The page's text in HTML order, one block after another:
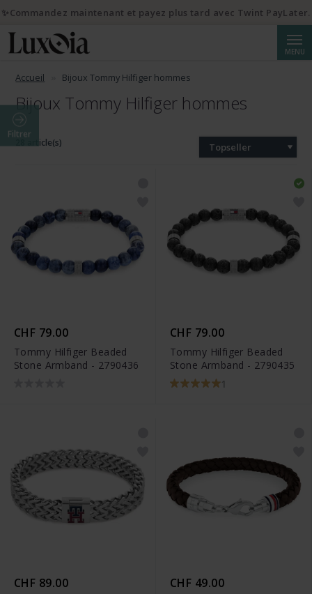
MENU
Accueil Bijoux Tommy Hilfiger hommes
Bijoux Tommy Hilfiger hommes
Filtrer
28 article(s) Topseller
CHF 79.00
Tommy Hilfiger Beaded
Stone Armband - 2790436
CHF 79.00
Tommy Hilfiger Beaded
Stone Armband - 2790435
1
CHF 89.00 CHF 49.00
✨Commandez maintenant et payez plus tard avec Twint PayLater.